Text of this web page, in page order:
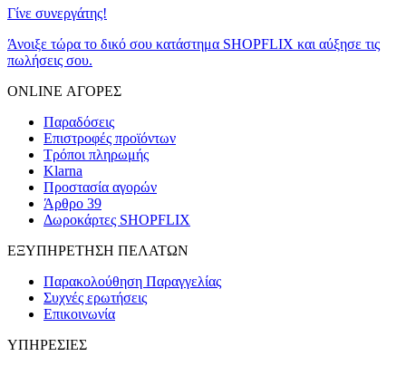
Γίνε συνεργάτης!
Άνοιξε τώρα το δικό σου κατάστημα SHOPFLIX και αύξησε τις
πωλήσεις σου.
ONLINE ΑΓΟΡΕΣ
Παραδόσεις
Επιστροφές προϊόντων
Τρόποι πληρωμής
Klarna
Προστασία αγορών
Άρθρο 39
Δωροκάρτες SHOPFLIX
ΕΞΥΠΗΡΕΤΗΣΗ ΠΕΛΑΤΩΝ
Παρακολούθηση Παραγγελίας
Συχνές ερωτήσεις
Επικοινωνία
ΥΠΗΡΕΣΙΕΣ